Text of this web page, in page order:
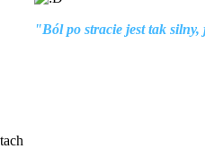
"Ból po stracie jest tak silny,